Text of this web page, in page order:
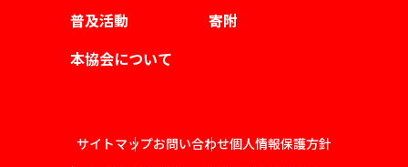
普及活動
寄附
本協会について
サイトマップお問い合わせ個人情報保護方針